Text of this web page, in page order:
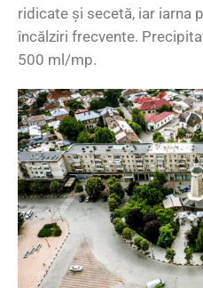
ridicate şi secetă, iar iarna
încălziri frecvente.
500 ml/mp.